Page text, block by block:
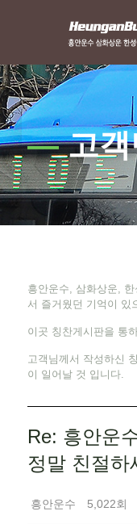
—고객
흥안운수, 삼화상운,
서 즐거웠던 기억이 있
이곳 칭찬게시판을 통
고객님께서 작성하신
이 일어날 것 입니다.
Re: 흥안운
정말 친절하
흥안운수 5,022회